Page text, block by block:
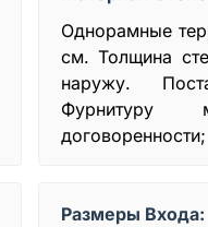
Однорамные
см. Толщина
наружу.
Фурнитуру
договоренности;
Размеры Входа: